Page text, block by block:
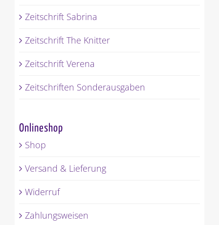
Zeitschrift Sabrina
Zeitschrift The Knitter
Zeitschrift Verena
Zeitschriften Sonderausgaben
Onlineshop
Shop
Versand & Lieferung
Widerruf
Zahlungsweisen